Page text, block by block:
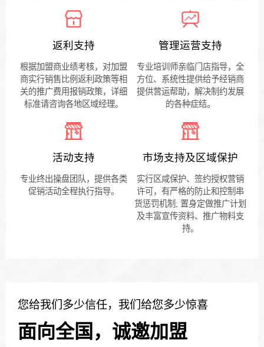
返利支持
根据加盟商业绩考核，对加盟
商实行销售比例返利政策等相
关的推广费用报销政策，详细
标准请咨询各地区域经理。
管理运营支持
专业培训师亲临门店指导，全
方位、系统性提供给予经销商
提供营运帮助，解决制约发展
的各种症结。
活动支持
专业终出操盘团队，提供各类
促销活动全程执行指导。
市场支持及区域保护
实行区咸保护、签约授权营销
许可，有严格的防止和控制串
货惩罚机制; 置身定做推广计划
及丰富宣传资料、推广物料支
持。
您给我们多少信任，我们给您多少惊喜
面向全国，诚邀加盟